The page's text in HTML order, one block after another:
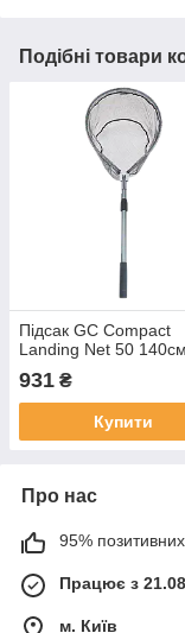
Подібні товари
Підсак GC Compact
Landing Net 50 140см
931 ₴
Купити
Про нас
95% позитивних
Працює з
м. Київ